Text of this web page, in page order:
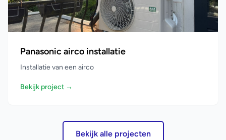
Panasonic airco installatie
Installatie van een airco
Bekijk project →
Bekijk alle projecten